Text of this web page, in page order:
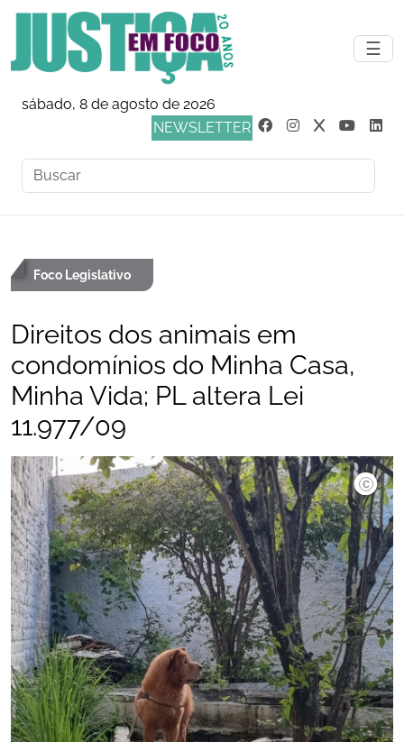
☰
sábado, 8 de agosto de 2026
NEWSLETTER
Foco Legislativo
Direitos dos animais em
condomínios do Minha Casa,
Minha Vida; PL altera Lei
11.977/09